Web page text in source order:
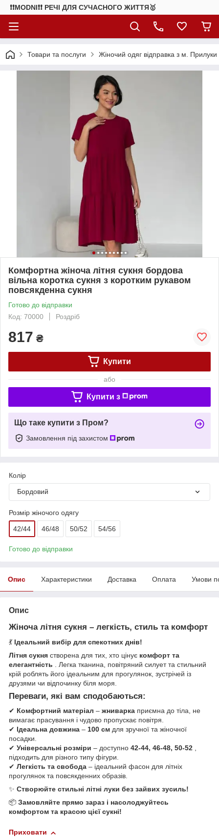
❗❗MODNI❗❗ РЕЧІ ДЛЯ СУЧАСНОГО ЖИТТЯ🥇
Товари та послуги Жіночий одяг відправка з м. Прилуки
Комфортна жіноча літня сукня бордова
вільна коротка сукня з коротким рукавом
повсякденна сукня
Готово до відправки
Код: 70000
Роздріб
817 ₴
Купити
або
Купити з
Що таке купити з Пром?
Замовлення під захистом
Колір
Бордовий
Розмір жіночого одягу
42/44 46/48 50/52 54/56
Готово до відправки
Опис Характеристики Доставка Оплата Умови
Опис
Жіноча літня сукня – легкість, стиль та комфорт
💃 Ідеальний вибір для спекотних днів!
Літня сукня створена для тих, хто цінує комфорт та
елегантність . Легка тканина, повітряний силует та стильний
крій роблять його ідеальним для прогулянок, зустрічей із
друзями чи відпочинку біля моря.
Переваги, які вам сподобаються:
✔ Комфортний матеріал – жниварка приємна до тіла, не
вимагає прасування і чудово пропускає повітря.
✔ Ідеальна довжина – 100 см для зручної та жіночної
посадки.
✔ Універсальні розміри – доступно 42-44, 46-48, 50-52 ,
підходить для різного типу фігури.
✔ Легкість та свобода – ідеальний фасон для літніх
прогулянок та повсякденних образів.
✨ Створюйте стильні літні луки без зайвих зусиль!
📦 Замовляйте прямо зараз і насолоджуйтесь
комфортом та красою цієї сукні!
Приховати